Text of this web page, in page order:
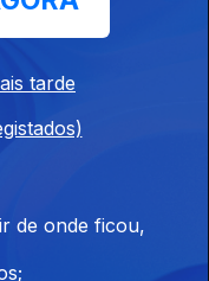
Quaresma, e
Festa do Morango
e Gisela João no
Cinema Japonês
Viana Joga Forte e
tarde
de onde ficou,